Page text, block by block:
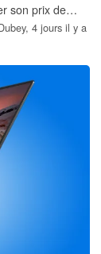
son prix de
4 jours il y a